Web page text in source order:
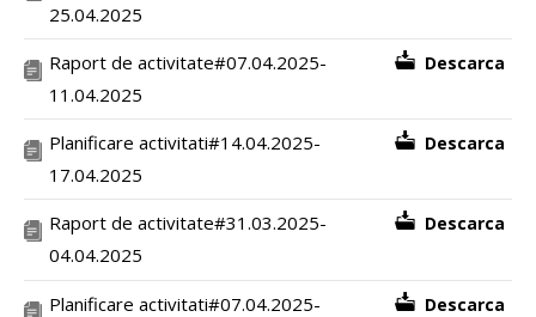
25.04.2025
Raport de activitate#07.04.2025-
11.04.2025
Descarca
Planificare activitati#14.04.2025-
17.04.2025
Descarca
Raport de activitate#31.03.2025-
04.04.2025
Descarca
Planificare activitati#07.04.2025-
Descarca